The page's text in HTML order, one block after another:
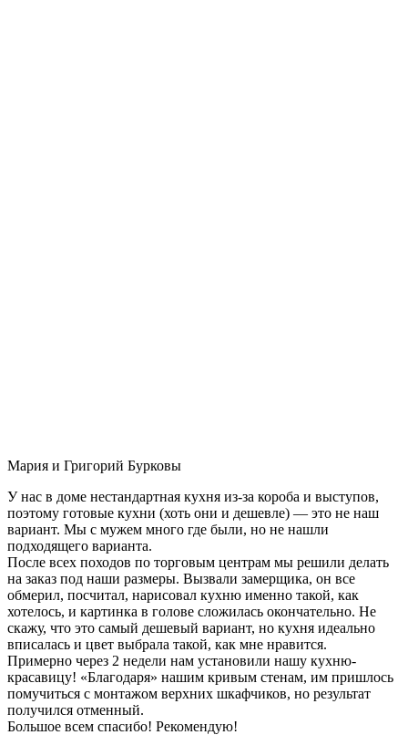
Мария и Григорий Бурковы
У нас в доме нестандартная кухня из-за короба и выступов,
поэтому готовые кухни (хоть они и дешевле) — это не наш
вариант. Мы с мужем много где были, но не нашли
подходящего варианта.
После всех походов по торговым центрам мы решили делать
на заказ под наши размеры. Вызвали замерщика, он все
обмерил, посчитал, нарисовал кухню именно такой, как
хотелось, и картинка в голове сложилась окончательно. Не
скажу, что это самый дешевый вариант, но кухня идеально
вписалась и цвет выбрала такой, как мне нравится.
Примерно через 2 недели нам установили нашу кухню-
красавицу! «Благодаря» нашим кривым стенам, им пришлось
помучиться с монтажом верхних шкафчиков, но результат
получился отменный.
Большое всем спасибо! Рекомендую!